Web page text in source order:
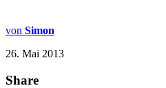
von Simon
26. Mai 2013
Share